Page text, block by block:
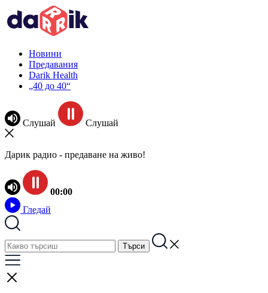
Новини
Предавания
Darik Health
„40 до 40“
Слушай Слушай
Дарик радио - предаване на живо!
00:00
Гледай